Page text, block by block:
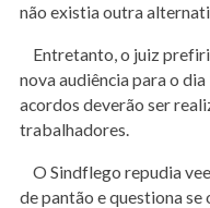
não existia outra
Entretanto, o juiz
nova audiência para o
acordos deverão ser
trabalhadores.
O Sindflego repudia
de pantão e questiona